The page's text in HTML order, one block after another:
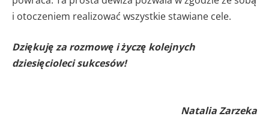
i otoczeniem realizować wszystkie stawiane cele.
Dziękuję za rozmowę i życzę kolejnych
dziesięcioleci sukcesów!
Natalia Zarzeka